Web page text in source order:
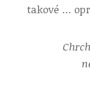
takové …